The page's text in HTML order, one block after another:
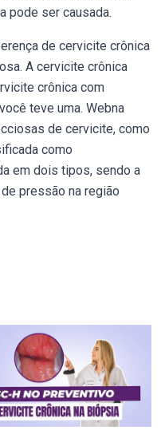
pode ser causada.
de cervicite crônica
A cervicite crônica
crônica com
teve uma. Webna
de cervicite, como
como
em dois tipos, sendo a
pressão na região